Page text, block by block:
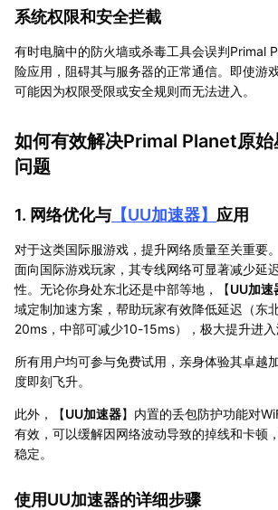
系统权限和安全拦截
有时电脑中的防火墙或杀毒工具会误判Primal
险应用，阻碍其与服务器的正常通信。即使游
可能因为权限受限或安全规则而无法进入。
如何有效解决Primal Planet原始
问题
1. 网络优化与 【UU加速器】 应用
对于这类国际服游戏，提升网络质量至关重要
面向国际游戏玩家，其专线网络可显著减少延
性。无论你身处东北还是中部等地，【UU加速
域定制加速方案，帮助玩家有效降低延迟（东
20ms，中部可减少10-15ms），极大提升进入
所有用户均可参与免费试用，亲身体验其卓越
度即刻飞升。
此外，【UU加速器】内置的丢包防护功能对
有效，可以缓解因网络波动导致的掉线和卡顿
稳定。
使用UU加速器的详细步骤